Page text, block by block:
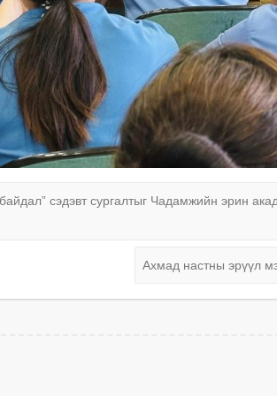
сэдэвт сургалтыг Чадамжийн эрин
Ахмад настны эрүүл